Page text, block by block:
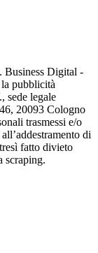
Business Digital -
pubblicità
sede legale
20093 Cologno
trasmessi e/o
di
fatto divieto
scraping.